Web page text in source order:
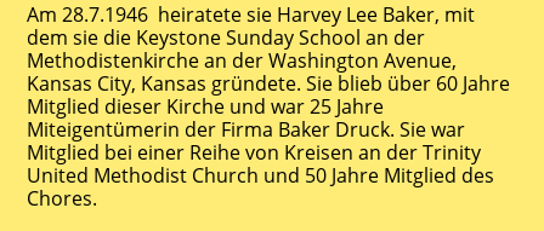
Am 28.7.1946 heiratete sie Harvey Lee Baker, mit
dem sie die Keystone Sunday School an der
Methodistenkirche an der Washington Avenue,
Kansas City, Kansas gründete. Sie blieb über 60 Jahre
Mitglied dieser Kirche und war 25 Jahre
Miteigentümerin der Firma Baker Druck. Sie war
Mitglied bei einer Reihe von Kreisen an der Trinity
United Methodist Church und 50 Jahre Mitglied des
Chores.